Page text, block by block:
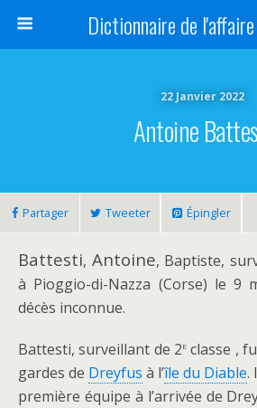
Dictionnaire de
22 Janvier 2022
Antoine
Partager Tweeter Épingler
Battesti, Antoine, Baptiste,
à Pioggio-di-Nazza (Corse) le 9
décès inconnue.
Battesti, surveillant de 2e classe ,
gardes de Dreyfus à l’île du Diable.
première équipe à l’arrivée de